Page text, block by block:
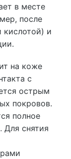
в месте
после
и
на коже
с
острым
покровов.
полное
Для снятия